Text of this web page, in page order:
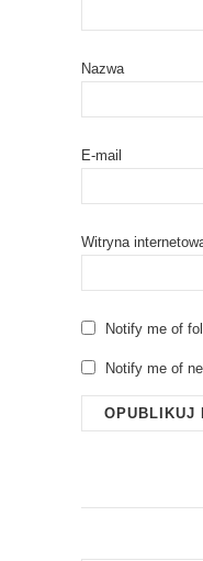
Nazwa
E-mail
Witryna
Notify me of
Notify me of